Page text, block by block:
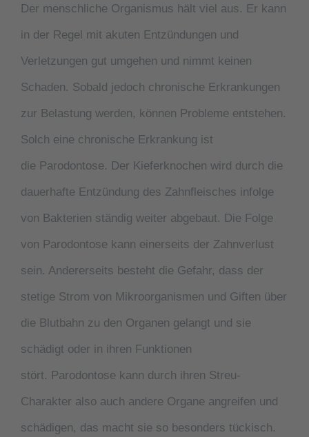
Der menschliche Organismus hält viel aus. Er kann
in der Regel mit akuten Entzündungen und
Verletzungen gut umgehen und nimmt keinen
Schaden. Sobald jedoch chronische Erkrankungen
zur Belastung werden, können Probleme entstehen.
Solch eine chronische Erkrankung ist
die Parodontose. Der Kieferknochen wird durch die
dauerhafte Entzündung des Zahnfleisches infolge
von Bakterien ständig weiter abgebaut. Die Folge
von Parodontose kann einerseits der Zahnverlust
sein. Andererseits besteht die Gefahr, dass der
stetige Strom von Mikroorganismen und Giften über
die Blutbahn zu den Organen gelangt und sie
schädigt oder in ihren Funktionen
stört. Parodontose kann durch ihren Streu-
Charakter also auch andere Organe angreifen und
schädigen, das macht sie so besonders tückisch.